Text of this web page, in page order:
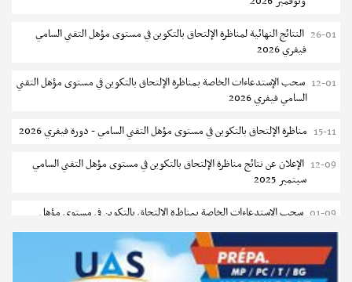
2027
تسجيل طلبة المعهد العالى للفنون الجميلة بتونس 2026-2027
إعادة فتح باب الترشح للماجستير بالمدرسة الوطنية للهندسة المعمارية و
التعمير بتونس
المناظرات الخصوصية للدخول لمؤسسات تكوين المهندسين 2026-2027
سحب الاستدعاءات الفردية للاختبار الكتابي لمناظرة إنتداب أساتذة التعليم
الثانوي والفني والتقني
07-08 المعهد العالي للعلوم التطبيقية والتكنولوجيا بالقيروان : الترشح للماجستير
2026-2027
26-01 النتائج النهائية لمناظرة الإلتحاق بالتكوين في مستوى مؤهل التقني السامي
فيفري 2026
12-01 سحب الإستدعاءات الخاصة بمناظرة الإلتحاق بالتكوين في مستوى مؤهل التقني
السامي فيفري 2026
15-11 مناظرة الإلتحاق بالتكوين في مستوى مؤهل التقني السامي - دورة فيفري 2026
12-09 الإعلان عن نتائج مناظرة الإلتحاق بالتكوين في مستوى مؤهل التقني السامي
سبتمبر 2025
01-09 سحب الإستدعاءات الخاصة بمناظرة الإلتحاق بالتكوين في مستوى مؤهل
التقني السامي سبتمبر 2025
24-06 دليل التوجيه للأكاديميات والمدارس العسكرية 2025